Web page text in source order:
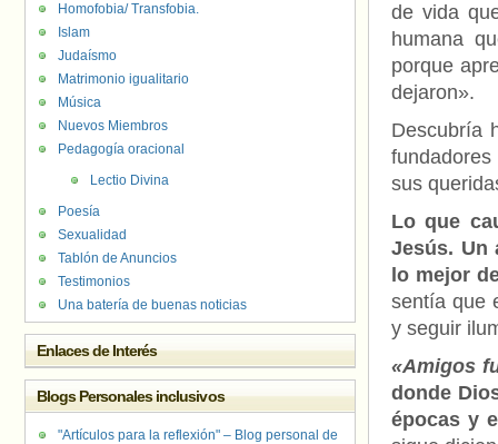
de vida
humana
porque
dejaron».
Descubría
sus
Lo que
Jesús. Un
lo mejor
sentía que
y seguir
«Amigos
donde
épocas y
Homofobia/ Transfobia.
Islam
Judaísmo
Matrimonio igualitario
Música
Nuevos Miembros
Pedagogía oracional
Lectio Divina
Poesía
Sexualidad
Tablón de Anuncios
Testimonios
Una batería de buenas noticias
Enlaces de Interés
Blogs Personales inclusivos
"Artículos para la reflexión" – Blog personal de